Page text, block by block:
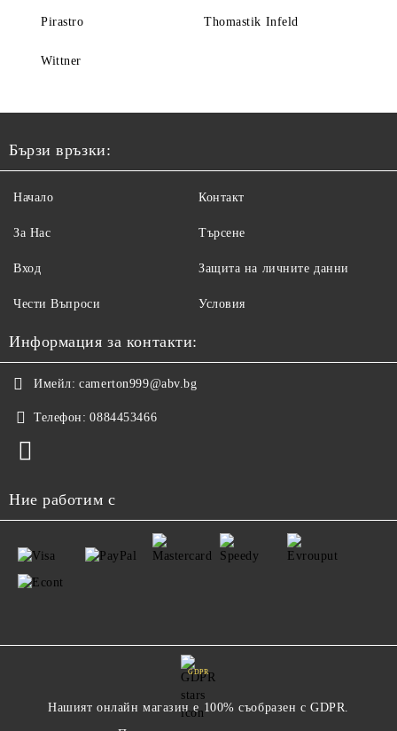
Pirastro Thomastik Infeld
Wittner
Бързи връзки:
Начало
За Нас
Вход
Чести Въпроси
Контакт
Търсене
Защита на личните данни
Условия
Информация за контакти:
Имейл: camerton999@abv.bg
Телефон: 0884453466
Ние работим с
GDPR
Нашият онлайн магазин е 100% съобразен с GDPR.